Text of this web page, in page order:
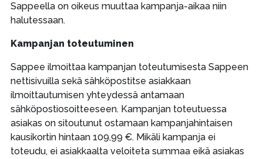
Sappeella on oikeus muuttaa kampanja-aikaa niin
halutessaan.
Kampanjan toteutuminen
Sappee ilmoittaa kampanjan toteutumisesta Sappeen
nettisivuilla sekä sähköpostitse asiakkaan
ilmoittautumisen yhteydessä antamaan
sähköpostiosoitteeseen. Kampanjan toteutuessa
asiakas on sitoutunut ostamaan kampanjahintaisen
kausikortin hintaan 109,99 €. Mikäli kampanja ei
toteudu, ei asiakkaalta veloiteta summaa eikä asiakas